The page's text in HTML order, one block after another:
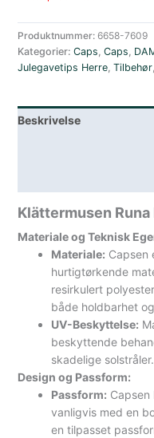
Produktnummer: 6658-7609
Kategorier:Caps,Caps,
Julegavetips Herre,Tilbehør
Beskrivelse
Klättermusen Runa
Materiale og Teknisk
Materiale: Capsen
hurtigtørkende
resirkulert
både holdbarhet
UV-Beskyttelse:
beskyttende
skadelige solstråler.
Design og Passform:
Passform:
vanligvis med en
en tilpasset